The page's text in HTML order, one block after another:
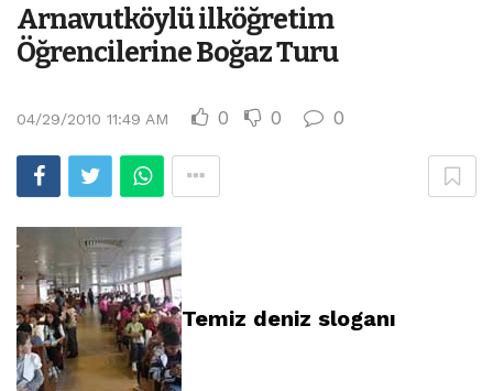
Arnavutköylü ilköğretim
Öğrencilerine Boğaz Turu
04/29/2010 11:49 AM 0 0 0
Temiz deniz sloganı